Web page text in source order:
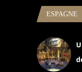
ESPAGNE